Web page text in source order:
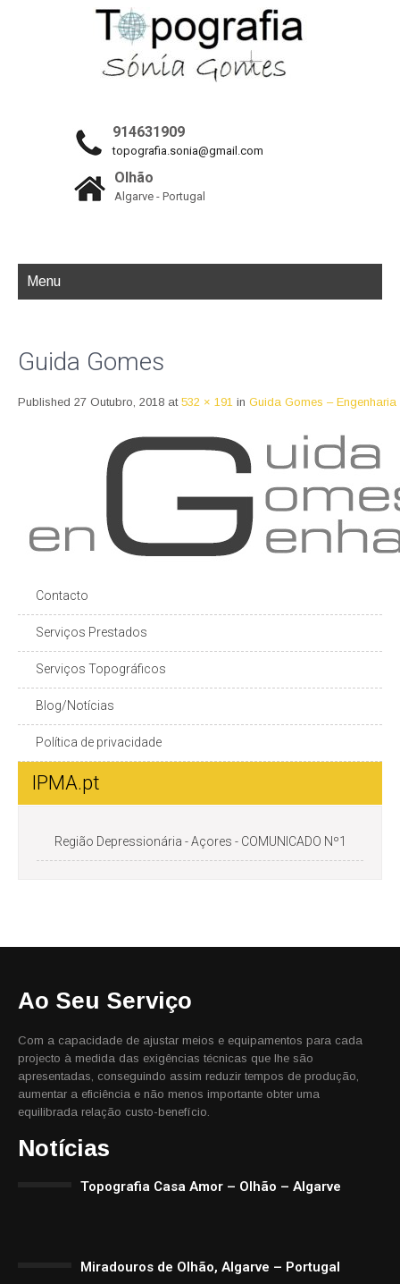
914631909
topografia.sonia@gmail.com
Olhão
Algarve - Portugal
Menu
Guida Gomes
Published 27 Outubro, 2018 at 532 × 191 in Guida Gomes – Engenharia
Contacto
Serviços Prestados
Serviços Topográficos
Blog/Notícias
Política de privacidade
IPMA.pt
Região Depressionária - Açores - COMUNICADO Nº1
Ao Seu Serviço
Com a capacidade de ajustar meios e equipamentos para cada
projecto à medida das exigências técnicas que lhe são
apresentadas, conseguindo assim reduzir tempos de produção,
aumentar a eficiência e não menos importante obter uma
equilibrada relação custo-benefício.
Notícias
Topografia Casa Amor – Olhão – Algarve
Miradouros de Olhão, Algarve – Portugal